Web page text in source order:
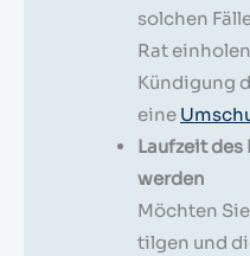
solchen
Rat
Kündigung
eine
Laufzeit
werden
Möchten
tilgen und